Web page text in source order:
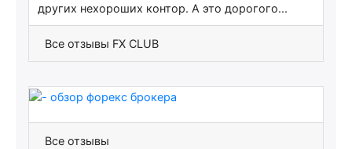
других нехороших контор. А это дорогого...
Все отзывы FX CLUB
Все отзывы